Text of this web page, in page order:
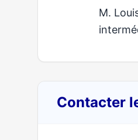
M.
Contacter